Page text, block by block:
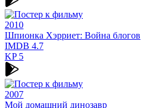
2010
Шпионка Хэрриет: Война блогов
IMDB 4.7
KP5
2007
Мой домашний динозавр